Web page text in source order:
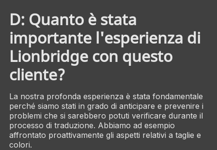
D: Quanto è stata
importante l'esperienza di
Lionbridge con questo
cliente?
La nostra profonda esperienza è stata fondamentale
perché siamo stati in grado di anticipare e prevenire i
problemi che si sarebbero potuti verificare durante il
processo di traduzione. Abbiamo ad esempio
affrontato proattivamente gli aspetti relativi a taglie e
colori.